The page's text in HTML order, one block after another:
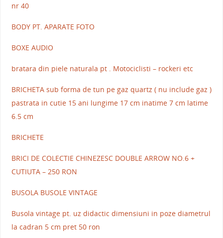
nr 40
BODY PT. APARATE FOTO
BOXE AUDIO
bratara din piele naturala pt . Motociclisti – rockeri etc
BRICHETA sub forma de tun pe gaz quartz ( nu include gaz )
pastrata in cutie 15 ani lungime 17 cm inatime 7 cm latime
6.5 cm
BRICHETE
BRICI DE COLECTIE CHINEZESC DOUBLE ARROW NO.6 +
CUTIUTA – 250 RON
BUSOLA BUSOLE VINTAGE
Busola vintage pt. uz didactic dimensiuni in poze diametrul
la cadran 5 cm pret 50 ron